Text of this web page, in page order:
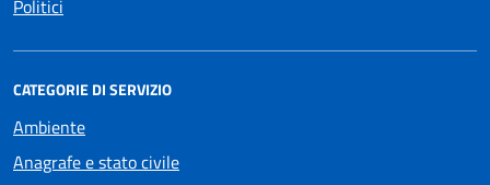
Politici
CATEGORIE DI SERVIZIO
Ambiente
Anagrafe e stato civile